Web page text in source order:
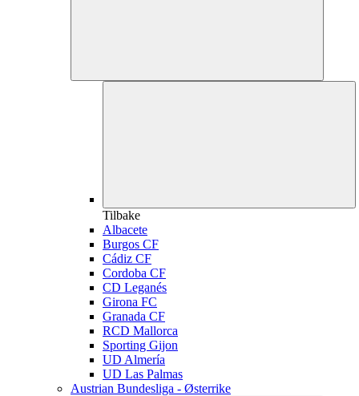
Tilbake
Albacete
Burgos CF
Cádiz CF
Cordoba CF
CD Leganés
Girona FC
Granada CF
RCD Mallorca
Sporting Gijon
UD Almería
UD Las Palmas
Austrian Bundesliga - Østerrike